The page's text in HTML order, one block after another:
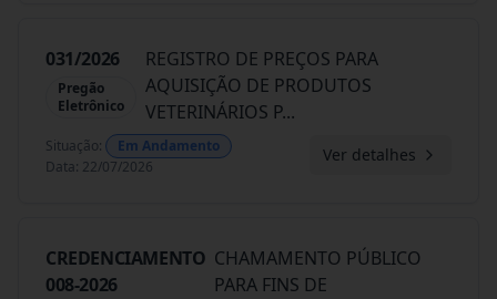
031/2026
Pregão
Eletrônico
REGISTRO DE PREÇOS PARA
AQUISIÇÃO DE PRODUTOS
VETERINÁRIOS P...
Situação:
Em Andamento
Data: 22/07/2026
Ver detalhes
CREDENCIAMENTO
008-2026
CHAMAMENTO PÚBLICO
PARA FINS DE